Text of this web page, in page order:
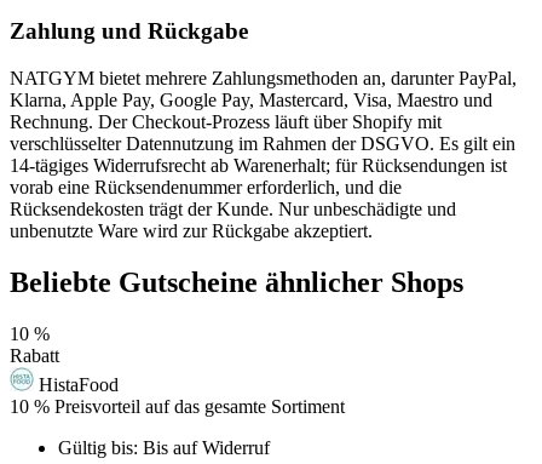
Zahlung und Rückgabe
NATGYM bietet mehrere Zahlungsmethoden an, darunter PayPal,
Klarna, Apple Pay, Google Pay, Mastercard, Visa, Maestro und
Rechnung. Der Checkout-Prozess läuft über Shopify mit
verschlüsselter Datennutzung im Rahmen der DSGVO. Es gilt ein
14-tägiges Widerrufsrecht ab Warenerhalt; für Rücksendungen ist
vorab eine Rücksendenummer erforderlich, und die
Rücksendekosten trägt der Kunde. Nur unbeschädigte und
unbenutzte Ware wird zur Rückgabe akzeptiert.
Beliebte Gutscheine ähnlicher Shops
10 %
Rabatt
HistaFood
10 % Preisvorteil auf das gesamte Sortiment
Gültig bis: Bis auf Widerruf